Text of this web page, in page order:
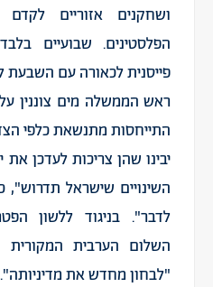
ושחקנים אזוריים
הפלסטינים. שבועיים
פייסנית לכאורה עם השבעת
ראש הממשלה מים צוננין
התייחסות מתנשאת כלפי
יבינו שהן צריכות לעדכן
השינויים שישראל
לדבר". בניגוד ללשון
השלום הערבית
"לבחון מחדש את מדיניותה".